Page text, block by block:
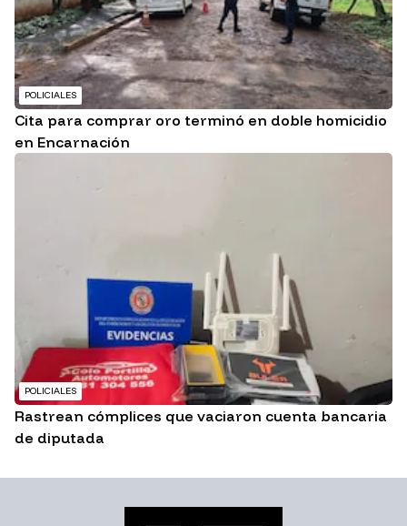
POLICIALES
Cita para comprar oro terminó en doble homicidio
en Encarnación
POLICIALES
Rastrean cómplices que vaciaron cuenta bancaria
de diputada